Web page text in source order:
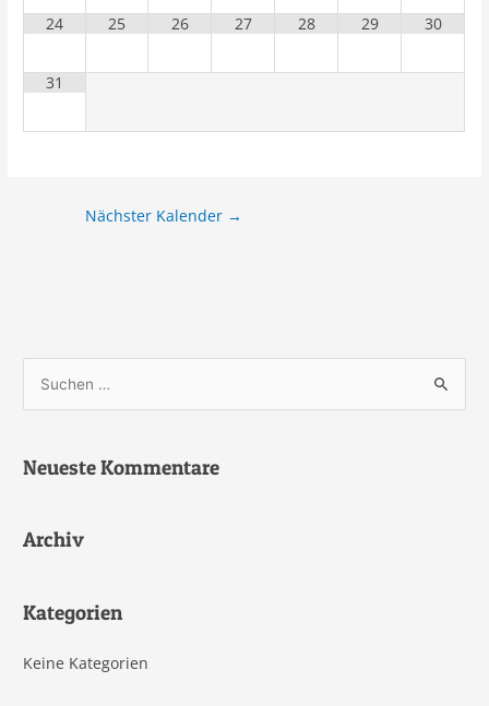
24 25 26 27 28 29 30
31
Nächster Kalender →
u
h
n
c
Neueste Kommentare
Archiv
Kategorien
Keine Kategorien